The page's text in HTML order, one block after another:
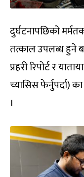
दुर्घटनापछिको
तत्काल उपलब्ध हुने
प्रहरी रिपोर्ट र
च्यासिस फेर्नुपर्दा)
।